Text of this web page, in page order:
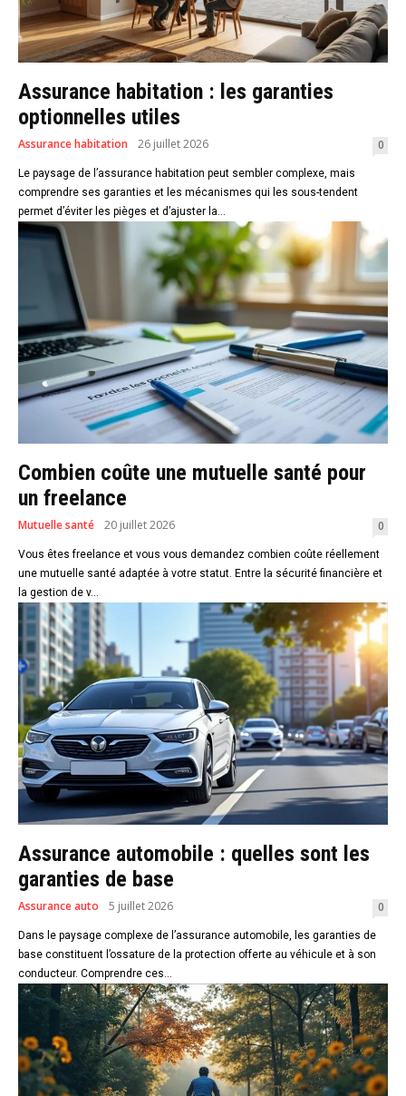
Assurance habitation : les garanties
optionnelles utiles
Assurance habitation 26 juillet 2026 0
Le paysage de l’assurance habitation peut sembler complexe, mais
comprendre ses garanties et les mécanismes qui les sous-tendent
permet d’éviter les pièges et d’ajuster la...
Combien coûte une mutuelle santé pour
un freelance
Mutuelle santé 20 juillet 2026 0
Vous êtes freelance et vous vous demandez combien coûte réellement
une mutuelle santé adaptée à votre statut. Entre la sécurité financière et
la gestion de v...
Assurance automobile : quelles sont les
garanties de base
Assurance auto 5 juillet 2026 0
Dans le paysage complexe de l’assurance automobile, les garanties de
base constituent l’ossature de la protection offerte au véhicule et à son
conducteur. Comprendre ces...